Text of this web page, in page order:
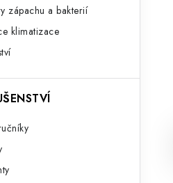
zápachu a bakterií
klimatizace